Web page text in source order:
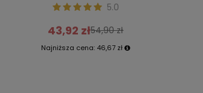
5.0
43,92 zł54,90 zł
Najniższa cena: 46,67 zł